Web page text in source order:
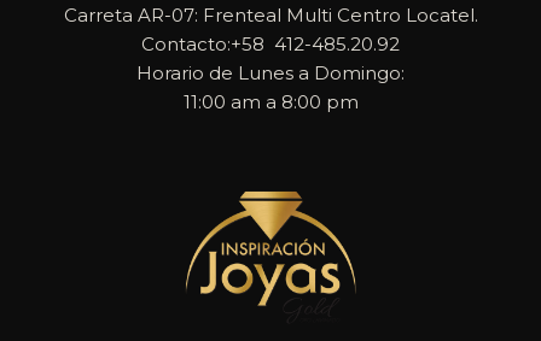
Carreta AR-07: Frenteal Multi Centro Locatel.
Contacto:+58 412-485.20.92
Horario de Lunes a Domingo:
11:00 am a 8:00 pm